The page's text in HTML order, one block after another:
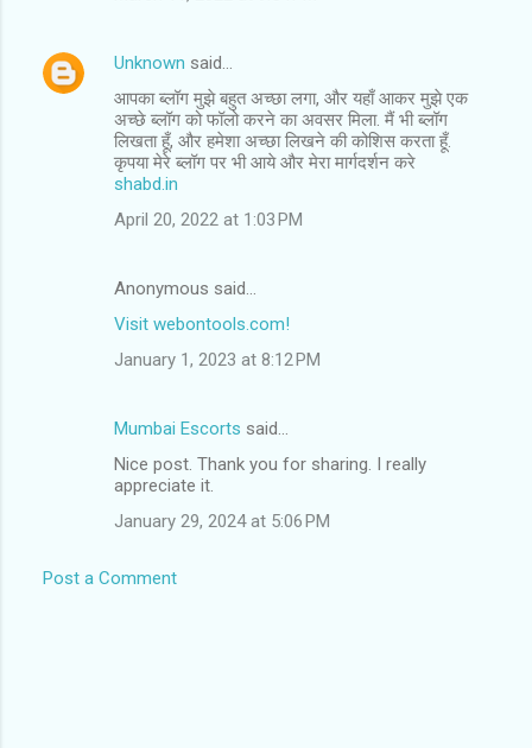
Unknown said…
आपका ब्लॉग मुझे बहुत अच्छा लगा, और यहाँ आकर मुझे एक
अच्छे ब्लॉग को फॉलो करने का अवसर मिला. मैं भी ब्लॉग
लिखता हूँ, और हमेशा अच्छा लिखने की कोशिस करता हूँ.
कृपया मेरे ब्लॉग पर भी आये और मेरा मार्गदर्शन करे
shabd.in
April 20, 2022 at 1:03 PM
Anonymous said…
Visit webontools.com!
January 1, 2023 at 8:12 PM
Mumbai Escorts said…
Nice post. Thank you for sharing. I really
appreciate it.
January 29, 2024 at 5:06 PM
Post a Comment